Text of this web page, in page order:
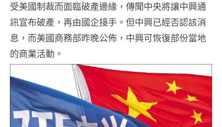
受美國制裁而面臨破產邊緣，傳聞中央將讓中興通
訊宣布破產，再由國企接手。但中興已經否認該消
息，而美國商務部昨晚公佈，中興可恢復部份當地
的商業活動。